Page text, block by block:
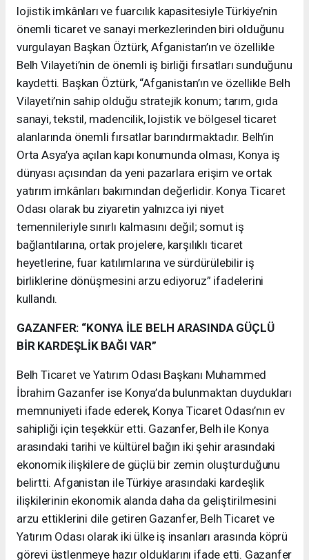
lojistik imkânları ve fuarcılık kapasitesiyle Türkiye’nin
önemli ticaret ve sanayi merkezlerinden biri olduğunu
vurgulayan Başkan Öztürk, Afganistan’ın ve özellikle
Belh Vilayeti’nin de önemli iş birliği fırsatları sunduğunu
kaydetti. Başkan Öztürk, “Afganistan’ın ve özellikle Belh
Vilayeti’nin sahip olduğu stratejik konum; tarım, gıda
sanayi, tekstil, madencilik, lojistik ve bölgesel ticaret
alanlarında önemli fırsatlar barındırmaktadır. Belh’in
Orta Asya’ya açılan kapı konumunda olması, Konya iş
dünyası açısından da yeni pazarlara erişim ve ortak
yatırım imkânları bakımından değerlidir. Konya Ticaret
Odası olarak bu ziyaretin yalnızca iyi niyet
temennileriyle sınırlı kalmasını değil; somut iş
bağlantılarına, ortak projelere, karşılıklı ticaret
heyetlerine, fuar katılımlarına ve sürdürülebilir iş
birliklerine dönüşmesini arzu ediyoruz” ifadelerini
kullandı.
GAZANFER: “KONYA İLE BELH ARASINDA GÜÇLÜ
BİR KARDEŞLİK BAĞI VAR”
Belh Ticaret ve Yatırım Odası Başkanı Muhammed
İbrahim Gazanfer ise Konya’da bulunmaktan duydukları
memnuniyeti ifade ederek, Konya Ticaret Odası’nın ev
sahipliği için teşekkür etti. Gazanfer, Belh ile Konya
arasındaki tarihi ve kültürel bağın iki şehir arasındaki
ekonomik ilişkilere de güçlü bir zemin oluşturduğunu
belirtti. Afganistan ile Türkiye arasındaki kardeşlik
ilişkilerinin ekonomik alanda daha da geliştirilmesini
arzu ettiklerini dile getiren Gazanfer, Belh Ticaret ve
Yatırım Odası olarak iki ülke iş insanları arasında köprü
görevi üstlenmeye hazır olduklarını ifade etti. Gazanfer